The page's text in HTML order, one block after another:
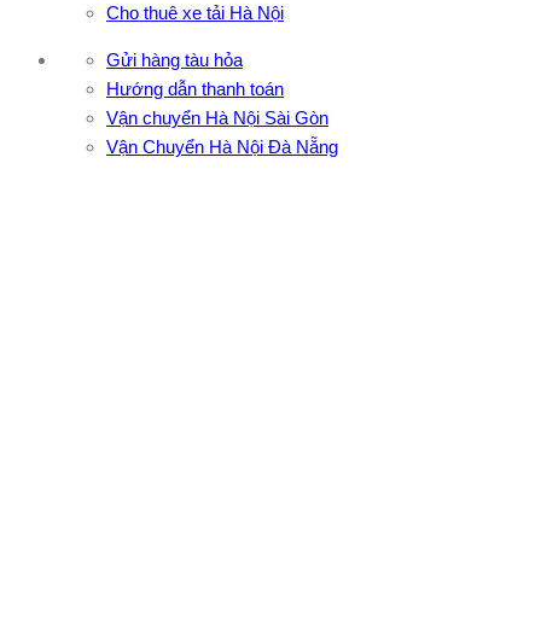
Cho thuê xe tải Hà Nội
Gửi hàng tàu hỏa
Hướng dẫn thanh toán
Vận chuyển Hà Nội Sài Gòn
Vận Chuyển Hà Nội Đà Nẵng